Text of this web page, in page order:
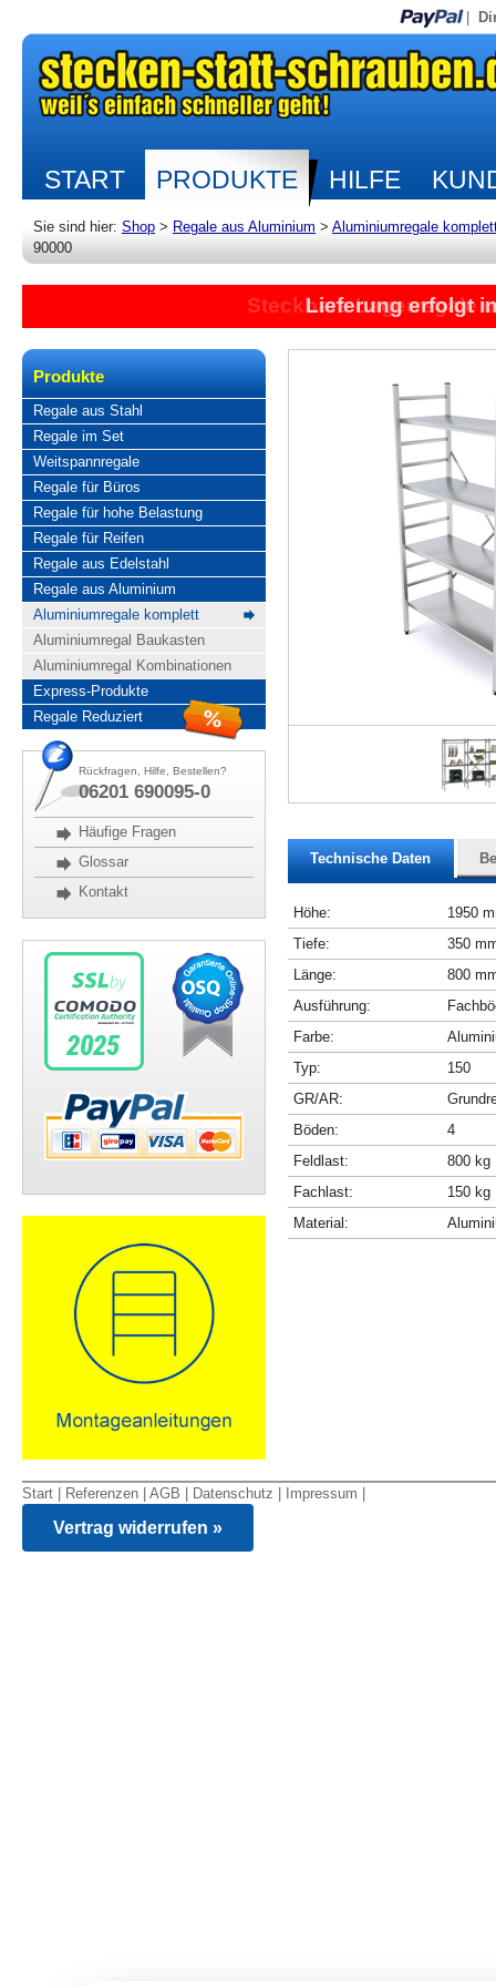
START PRODUKTE HILFE
Sie sind hier: Shop > Regale aus Aluminium > Aluminiumregale
90000
Lieferung erfolgt
Produkte
Regale aus Stahl
Regale im Set
Weitspannregale
Regale für Büros
Regale für hohe Belastung
Regale für Reifen
Regale aus Edelstahl
Regale aus Aluminium
Aluminiumregale komplett
Aluminiumregal Baukasten
Aluminiumregal Kombinationen
Express-Produkte
Regale Reduziert
Rückfragen, Hilfe, Bestellen?
06201 690095-0
Häufige Fragen
Glossar
Kontakt
Technische Daten
Höhe:
1950
Tiefe:
350
Länge:
800
Ausführung:
Farbe:
Typ:
150
GR/AR:
Böden:
4
Feldlast:
800 kg
Fachlast:
150 kg
Material:
Start Referenzen AGB Datenschutz Impressum
Vertrag widerrufen »